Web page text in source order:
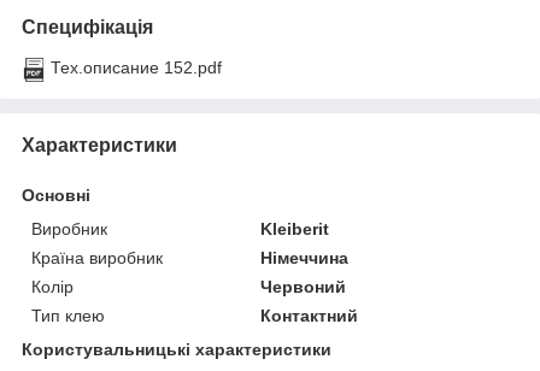
Специфікація
Тех.описание 152.pdf
Характеристики
Основні
Виробник
Kleiberit
Країна виробник
Німеччина
Колір
Червоний
Тип клею
Контактний
Користувальницькі характеристики